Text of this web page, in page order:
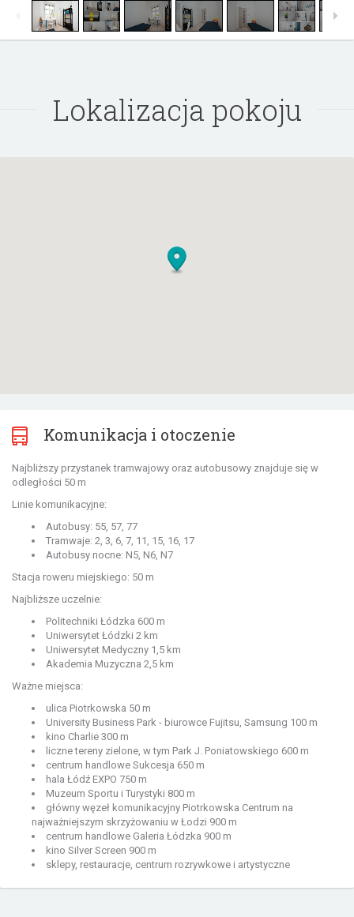
Lokalizacja pokoju
Komunikacja i otoczenie
Najbliższy przystanek tramwajowy oraz autobusowy znajduje się w
odległości 50 m
Linie komunikacyjne:
Autobusy: 55, 57, 77
Tramwaje: 2, 3, 6, 7, 11, 15, 16, 17
Autobusy nocne: N5, N6, N7
Stacja roweru miejskiego: 50 m
Najbliższe uczelnie:
Politechniki Łódzka 600 m
Uniwersytet Łódzki 2 km
Uniwersytet Medyczny 1,5 km
Akademia Muzyczna 2,5 km
Ważne miejsca:
ulica Piotrkowska 50 m
University Business Park - biurowce Fujitsu, Samsung 100 m
kino Charlie 300 m
liczne tereny zielone, w tym Park J. Poniatowskiego 600 m
centrum handlowe Sukcesja 650 m
hala Łódź EXPO 750 m
Muzeum Sportu i Turystyki 800 m
główny węzeł komunikacyjny Piotrkowska Centrum na
najważniejszym skrzyżowaniu w Łodzi 900 m
centrum handlowe Galeria Łódzka 900 m
kino Silver Screen 900 m
sklepy, restauracje, centrum rozrywkowe i artystyczne